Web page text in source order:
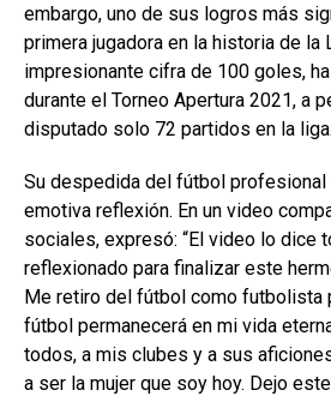
embargo, uno de sus logros más
primera jugadora en la historia de la
impresionante cifra de 100 goles,
durante el Torneo Apertura 2021, a
disputado solo 72 partidos en la liga.
Su despedida del fútbol profesional
emotiva reflexión. En un video
sociales, expresó: “El video lo dice
reflexionado para finalizar este
Me retiro del fútbol como futbolista
fútbol permanecerá en mi vida
todos, a mis clubes y a sus
a ser la mujer que soy hoy. Dejo